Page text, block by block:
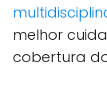
melhor
cobertura